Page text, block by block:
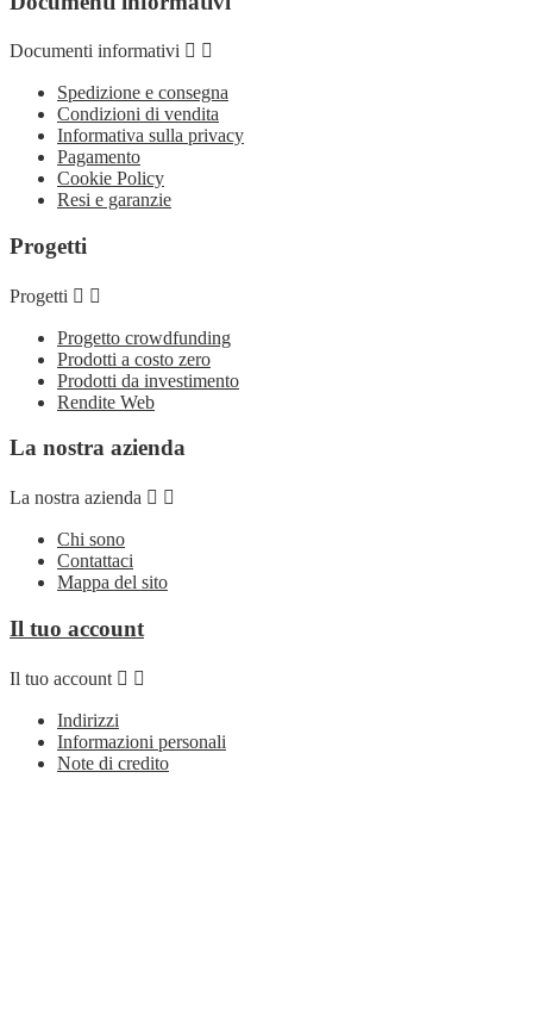
Documenti informativi  
Spedizione e consegna
Condizioni di vendita
Informativa sulla privacy
Pagamento
Cookie Policy
Resi e garanzie
Progetti
Progetti  
Progetto crowdfunding
Prodotti a costo zero
Prodotti da investimento
Rendite Web
La nostra azienda
La nostra azienda  
Chi sono
Contattaci
Mappa del sito
Il tuo account
Il tuo account  
Indirizzi
Informazioni personali
Note di credito